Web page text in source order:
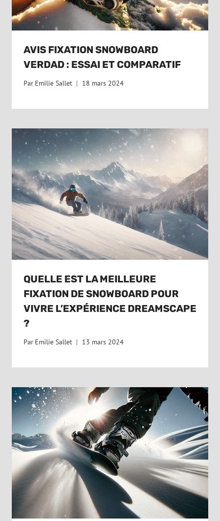
AVIS FIXATION SNOWBOARD
VERDAD : ESSAI ET COMPARATIF
Par Emilie Sallet 18 mars 2024
QUELLE EST LA MEILLEURE
FIXATION DE SNOWBOARD POUR
VIVRE L’EXPÉRIENCE DREAMSCAPE
?
Par Emilie Sallet 13 mars 2024